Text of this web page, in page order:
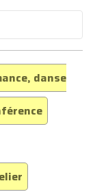
danse